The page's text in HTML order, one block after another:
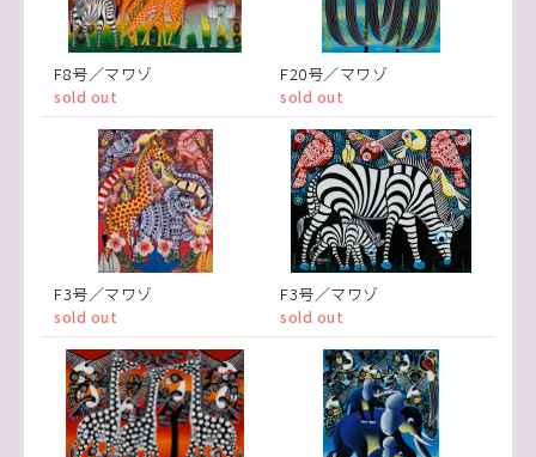
F8号／マワゾ
sold out
F20号／マワゾ
sold out
F3号／マワゾ
sold out
F3号／マワゾ
sold out